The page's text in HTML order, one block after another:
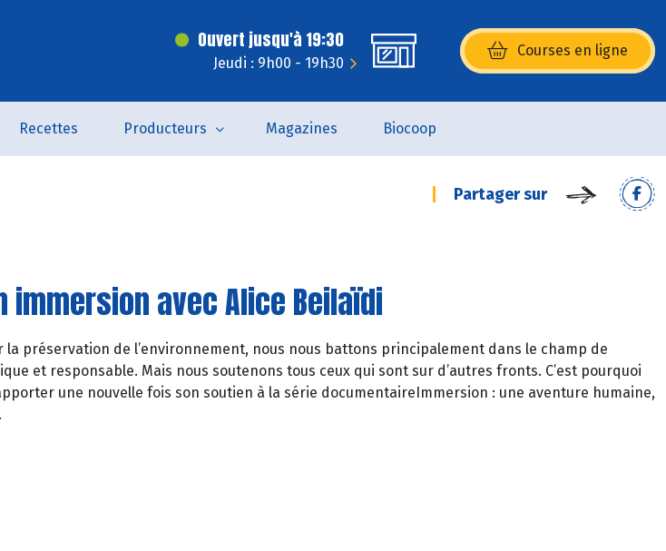
Ouvert jusqu'à 19:30
Jeudi : 9h00 - 19h30
Courses en ligne
(s’ouvre dans une nouvelle
Recettes Producteurs Magazines Biocoop
Partager sur
immersion avec Alice Beilaïdi
la préservation de l’environnement, nous nous battons principalement dans le champ de
et responsable. Mais nous soutenons tous ceux qui sont sur d’autres fronts. C’est pourquoi
une nouvelle fois son soutien à la série documentaireImmersion : une aventure humaine,